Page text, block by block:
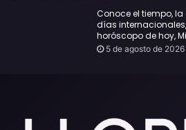
Conoce el tiempo,
días
horóscopo de hoy,
2026:
5 de agosto de 2026